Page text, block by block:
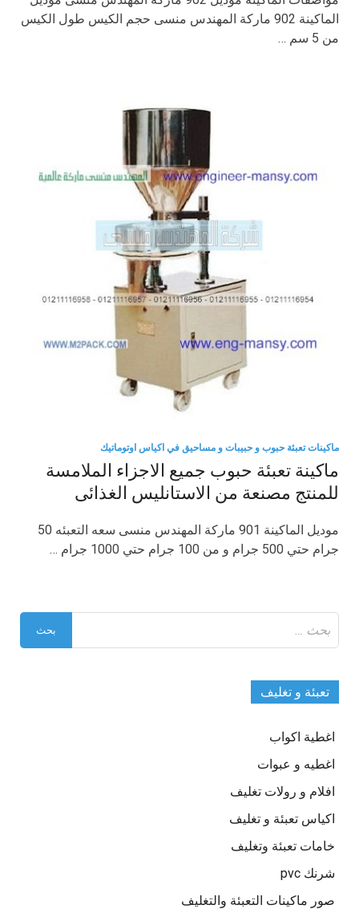
الماكينة 902 ماركة المهندس منسى حجم الكيس طول الكيس
من 5 سم …
ماكينات تعبئة حبوب و حبيبات و مساحيق في اكياس اوتوماتيك
ماكينة تعبئة حبوب جميع الاجزاء الملامسة
للمنتج مصنعة من الاستانليس الغذائى
موديل الماكينة 901 ماركة المهندس منسى سعه التعبئه 50
جرام حتي 500 جرام و من 100 جرام حتي 1000 جرام …
عن:
تعبئة و تغليف
اغطية اكواب
اغطيه و عبوات
افلام و رولات تغليف
اكياس تعبئة و تغليف
خامات تعبئة وتغليف
شرنك pvc
صور ماكينات التعبئة والتغليف